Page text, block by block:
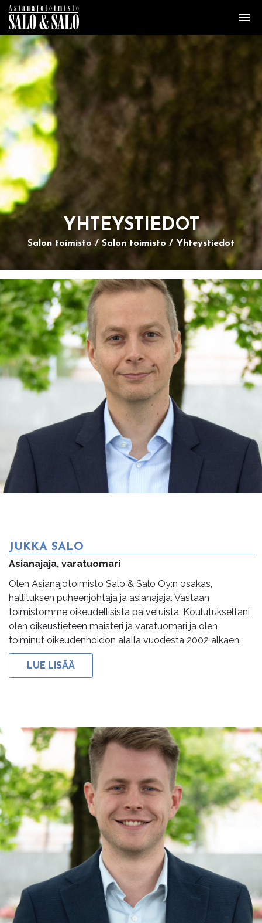
YH­TEYS­TIE­DOT
Salon toimisto Salon toimisto Yhteystiedot
JUKKA SALO
Asianajaja, varatuomari
Olen Asianajotoimisto Salo & Salo Oy:n osakas,
hallituksen puheenjohtaja ja asianajaja. Vastaan
toimistomme oikeudellisista palveluista. Koulutukseltani
olen oikeustieteen maisteri ja varatuomari ja olen
toiminut oikeudenhoidon alalla vuodesta 2002 alkaen.
LUE LISÄÄ